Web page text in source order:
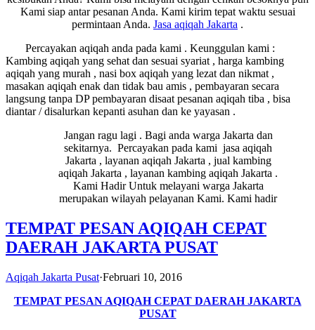
Kami siap antar pesanan Anda. Kami kirim tepat waktu sesuai
permintaan Anda. Jasa aqiqah Jakarta .
Percayakan aqiqah anda pada kami . Keunggulan kami :
Kambing aqiqah yang sehat dan sesuai syariat , harga kambing
aqiqah yang murah , nasi box aqiqah yang lezat dan nikmat ,
masakan aqiqah enak dan tidak bau amis , pembayaran secara
langsung tanpa DP pembayaran disaat pesanan aqiqah tiba , bisa
diantar / disalurkan kepanti asuhan dan ke yayasan .
Jangan ragu lagi . Bagi anda warga Jakarta dan
sekitarnya. Percayakan pada kami jasa aqiqah
Jakarta , layanan aqiqah Jakarta , jual kambing
aqiqah Jakarta , layanan kambing aqiqah Jakarta .
Kami Hadir Untuk melayani warga Jakarta
merupakan wilayah pelayanan Kami. Kami hadir
TEMPAT PESAN AQIQAH CEPAT
DAERAH JAKARTA PUSAT
Aqiqah Jakarta Pusat·Februari 10, 2016
TEMPAT PESAN AQIQAH CEPAT DAERAH JAKARTA
PUSAT